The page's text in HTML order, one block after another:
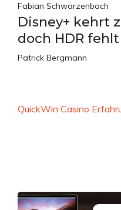
Fabian Schwarzenbach
Disney+ kehrt
doch HDR
Patrick Bergmann
QuickWin Casino